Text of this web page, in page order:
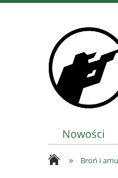
Nowości
» Broń i